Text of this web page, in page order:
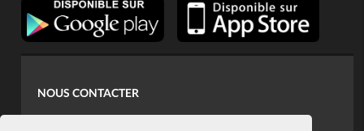
NOUS CONTACTER